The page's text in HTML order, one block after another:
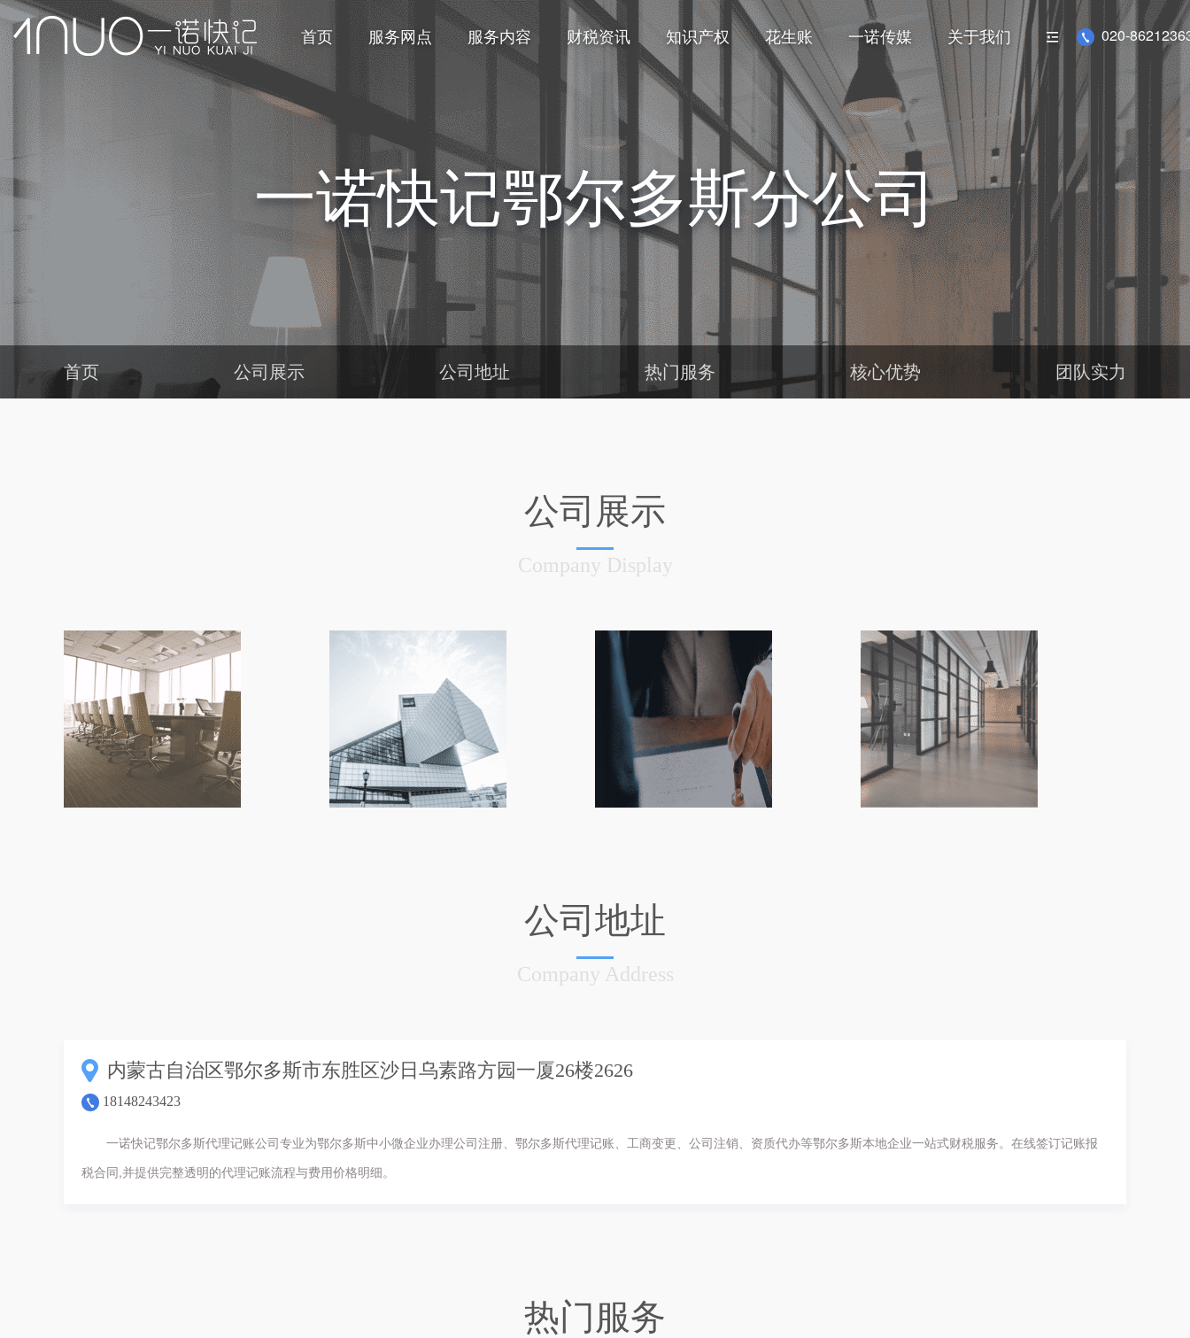
首页 服务网点 服务内容 财税资讯 知识产权 花生账 一诺传媒 关于我们 020-
一诺快记鄂尔多斯分公司
首页 公司展示 公司地址 热门服务 核心优势 团队实力
公司展示
Company Display
公司地址
Company Address
内蒙古自治区鄂尔多斯市东胜区沙日乌素路方园一厦26楼2626
18148243423
一诺快记鄂尔多斯代理记账公司专业为鄂尔多斯中小微企业办理公司注册、鄂尔多斯代理记账、工商变更、公司注销、资质代办等鄂尔多斯本地企业一站式财税服务。在线签订记账报
税合同,并提供完整透明的代理记账流程与费用价格明细。
热门服务